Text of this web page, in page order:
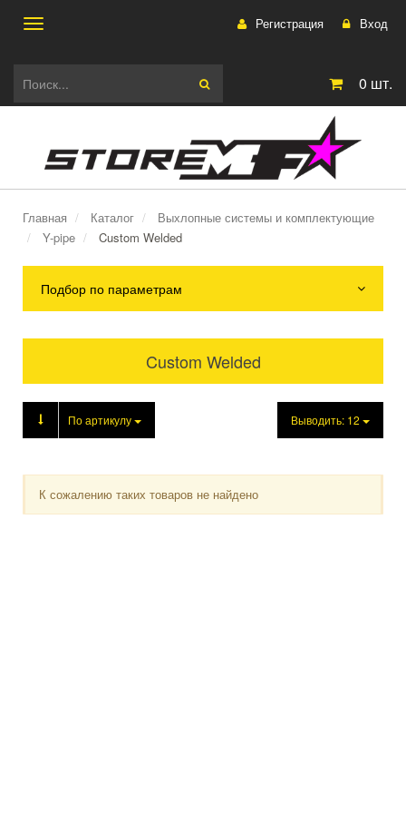
Регистрация Вход
0 шт.
Главная Каталог
Выхлопные системы и комплектующие
Y-pipe
Custom Welded
Подбор по параметрам
Custom Welded
Продукция
По артикулу Выводить: 12
К сожалению таких товаров не найдено